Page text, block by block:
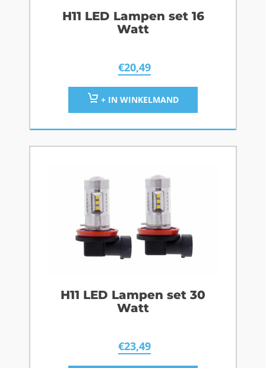
H11 LED Lampen set 16
Watt
€20,49
+ IN WINKELMAND
H11 LED Lampen set 30
Watt
€23,49